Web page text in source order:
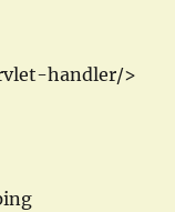
handler/>